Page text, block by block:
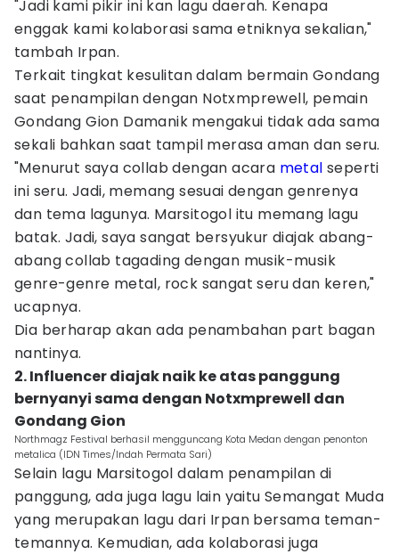
"Jadi kami pikir ini kan lagu daerah. Kenapa
enggak kami kolaborasi sama etniknya sekalian,"
tambah Irpan.
Terkait tingkat kesulitan dalam bermain Gondang
saat penampilan dengan Notxmprewell, pemain
Gondang Gion Damanik mengakui tidak ada sama
sekali bahkan saat tampil merasa aman dan seru.
"Menurut saya collab dengan acara metal seperti
ini seru. Jadi, memang sesuai dengan genrenya
dan tema lagunya. Marsitogol itu memang lagu
batak. Jadi, saya sangat bersyukur diajak abang-
abang collab tagading dengan musik-musik
genre-genre metal, rock sangat seru dan keren,"
ucapnya.
Dia berharap akan ada penambahan part bagan
nantinya.
2. Influencer diajak naik ke atas panggung
bernyanyi sama dengan Notxmprewell dan
Gondang Gion
Northmagz Festival berhasil mengguncang Kota Medan dengan penonton
metalica (IDN Times/Indah Permata Sari)
Selain lagu Marsitogol dalam penampilan di
panggung, ada juga lagu lain yaitu Semangat Muda
yang merupakan lagu dari Irpan bersama teman-
temannya. Kemudian, ada kolaborasi juga